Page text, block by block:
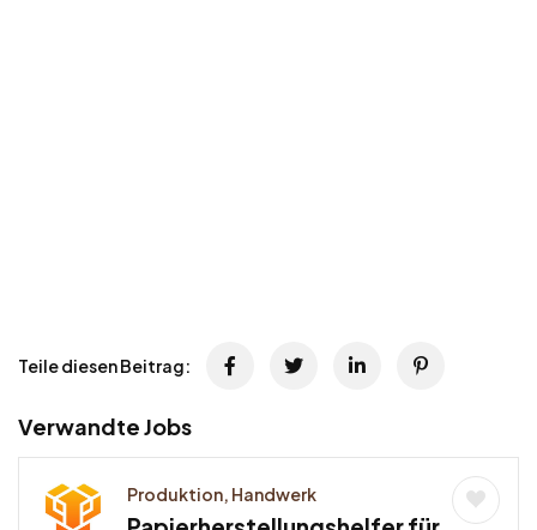
Teile diesen Beitrag:
Verwandte Jobs
Produktion, Handwerk